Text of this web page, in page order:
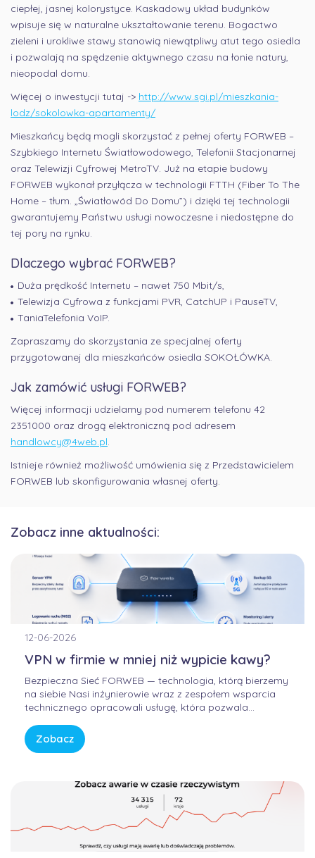
ciepłej, jasnej kolorystyce. Kaskadowy układ budynków
wpisuje się w naturalne ukształtowanie terenu. Bogactwo
zieleni i urokliwe stawy stanowią niewątpliwy atut tego osiedla
i pozwalają na spędzenie aktywnego czasu na łonie natury,
nieopodal domu.
Więcej o inwestycji tutaj -> http://www.sgi.pl/mieszkania-
lodz/sokolowka-apartamenty/
Mieszkańcy będą mogli skorzystać z pełnej oferty FORWEB –
Szybkiego Internetu Światłowodowego, Telefonii Stacjonarnej
oraz Telewizji Cyfrowej MetroTV. Już na etapie budowy
FORWEB wykonał przyłącza w technologii FTTH (Fiber To The
Home – tłum. „Światłowód Do Domu”) i dzięki tej technologii
gwarantujemy Państwu usługi nowoczesne i niedostępne do
tej pory na rynku.
Dlaczego wybrać FORWEB?
Duża prędkość Internetu – nawet 750 Mbit/s,
Telewizja Cyfrowa z funkcjami PVR, CatchUP i PauseTV,
TaniaTelefonia VoIP.
Zapraszamy do skorzystania ze specjalnej oferty
przygotowanej dla mieszkańców osiedla SOKOŁÓWKA.
Jak zamówić usługi FORWEB?
Więcej informacji udzielamy pod numerem telefonu 42
2351000 oraz drogą elektroniczną pod adresem
handlowcy@4web.pl.
Istnieje również możliwość umówienia się z Przedstawicielem
FORWEB lub skonfigurowania własnej oferty.
Zobacz inne aktualności:
12-06-2026
VPN w firmie w mniej niż wypicie kawy?
Bezpieczna Sieć FORWEB — technologia, którą bierzemy
na siebie Nasi inżynierowie wraz z zespołem wsparcia
technicznego opracowali usługę, która pozwala
przewidywalny. Bez samodzielnego konfigurowania
skomplikowanych urządzeń, bez studiowania
Zobacz